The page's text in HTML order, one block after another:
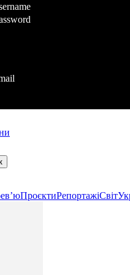
ПроєктиРепортажіСвіт